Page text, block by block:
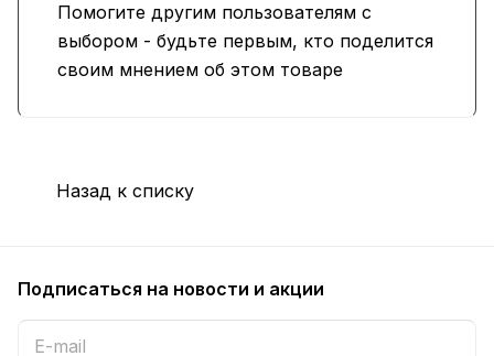
Помогите другим пользователям с
выбором - будьте первым, кто поделится
своим мнением об этом товаре
Назад к списку
Подписаться на новости и акции